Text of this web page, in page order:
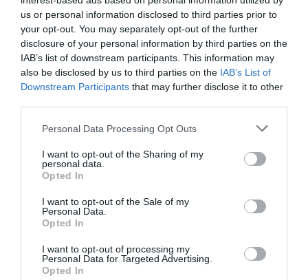
us or personal information disclosed to third parties prior to
your opt-out. You may separately opt-out of the further
disclosure of your personal information by third parties on the
IAB’s list of downstream participants. This information may
also be disclosed by us to third parties on the IAB’s List of
Downstream Participants that may further disclose it to other
Personal Data Processing Opt Outs
I want to opt-out of the Sharing of my
personal data.
Opted In
I want to opt-out of the Sale of my
Personal Data.
Opted In
I want to opt-out of processing my
Personal Data for Targeted Advertising.
Opted In
Eccellente 9
16.57 kmdal centro
Eccezionale 9.5/10
TARIFFE
Hotel Asolo
Eccezionale
Hotel San Marco